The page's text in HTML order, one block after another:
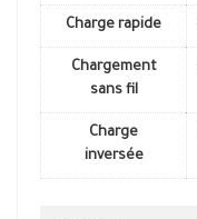
Charge rapide
Chargement
sans fil
Charge
inversée